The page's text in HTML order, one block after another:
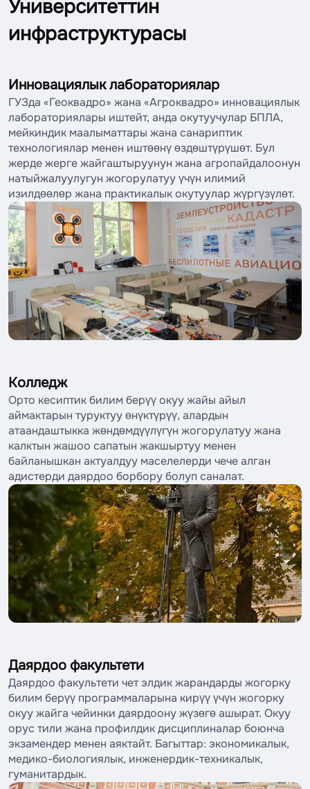
Университеттин
инфраструктурасы
Инновациялык лабораториялар
ГУЗда «Геоквадро» жана «Агроквадро» инновациялык
лабораториялары иштейт, анда окутуучулар БПЛА,
мейкиндик маалыматтары жана санариптик
технологиялар менен иштөөнү өздөштүрүшөт. Бул
жерде жерге жайгаштыруунун жана агропайдалоонун
натыйжалуулугун жогорулатуу үчүн илимий
изилдөөлөр жана практикалык окутуулар жүргүзүлөт.
Колледж
Орто кесиптик билим берүү окуу жайы айыл
аймактарын туруктуу өнүктүрүү, алардын
атаандаштыкка жөндөмдүүлүгүн жогорулатуу жана
калктын жашоо сапатын жакшыртуу менен
байланышкан актуалдуу маселелерди чече алган
адистерди даярдоо борбору болуп саналат.
Даярдоо факультети
Даярдоо факультети чет элдик жарандарды жогорку
билим берүү программаларына кирүү үчүн жогорку
окуу жайга чейинки даярдоону жүзөгө ашырат. Окуу
орус тили жана профилдик дисциплиналар боюнча
экзамендер менен аяктайт. Багыттар: экономикалык,
медико-биологиялык, инженердик-техникалык,
гуманитардык.